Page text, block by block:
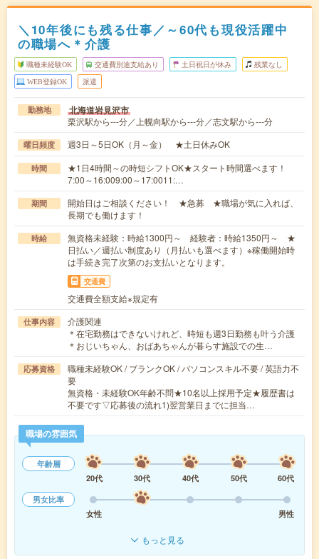
＼10年後にも残る仕事／～60代も現役活躍中
の職場へ＊介護
職種未経験OK 交通費別途支給あり 土日祝日が休み 残業なし
WEB登録OK 派遣
勤務地 北海道岩見沢市
栗沢駅から---分／上幌向駅から---分／志文駅から---分
曜日頻度 週3日～5日OK（月～金） ★土日休みOK
時間
★1日4時間～の時短シフトOK★スタート時間選べます！
7:00～16:009:00～17:0011:…
期間
開始日はご相談ください！ ★急募 ★職場が気に入れば、
長期でも働けます！
時給
無資格未経験：時給1300円～ 経験者：時給1350円～ ★
日払い／週払い制度あり（月払いも選べます）※稼働開始時
は手続き完了次第のお支払いとなります。
交通費
交通費全額支給※規定有
仕事内容
介護関連
＊在宅勤務はできないけれど、時短も週3日勤務も叶う介護
＊おじいちゃん、おばあちゃんが暮らす施設での生…
応募資格
職種未経験OK / ブランクOK / パソコンスキル不要 / 英語力不
要
無資格・未経験OK年齢不問★10名以上採用予定★履歴書は
不要です▽応募後の流れ1)翌営業日までに担当…
職場の雰囲気
年齢層
20代
30代 40代 50代
60代
男女比率
女性
男性
もっと見る